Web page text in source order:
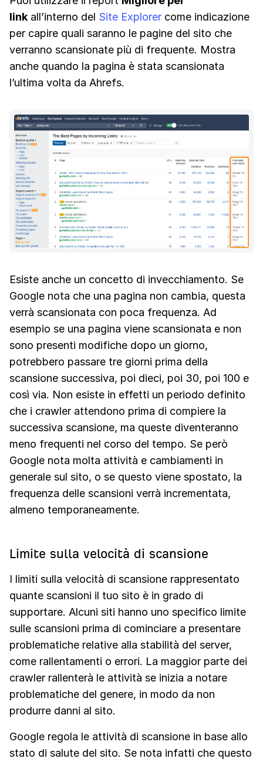
link all’interno del Site Explorer come indicazione
per capire quali saranno le pagine del sito che
verranno scansionate più di frequente. Mostra
anche quando la pagina è stata scansionata
l’ultima volta da Ahrefs.
Esiste anche un concetto di invecchiamento. Se
Google nota che una pagina non cambia, questa
verrà scansionata con poca frequenza. Ad
esempio se una pagina viene scansionata e non
sono presenti modifiche dopo un giorno,
potrebbero passare tre giorni prima della
scansione successiva, poi dieci, poi 30, poi 100 e
così via. Non esiste in effetti un periodo definito
che i crawler attendono prima di compiere la
successiva scansione, ma queste diventeranno
meno frequenti nel corso del tempo. Se però
Google nota molta attività e cambiamenti in
generale sul sito, o se questo viene spostato, la
frequenza delle scansioni verrà incrementata,
almeno temporaneamente.
Limite sulla velocità di scansione
I limiti sulla velocità di scansione rappresentato
quante scansioni il tuo sito è in grado di
supportare. Alcuni siti hanno uno specifico limite
sulle scansioni prima di cominciare a presentare
problematiche relative alla stabilità del server,
come rallentamenti o errori. La maggior parte dei
crawler rallenterà le attività se inizia a notare
problematiche del genere, in modo da non
produrre danni al sito.
Google regola le attività di scansione in base allo
stato di salute del sito. Se nota infatti che questo